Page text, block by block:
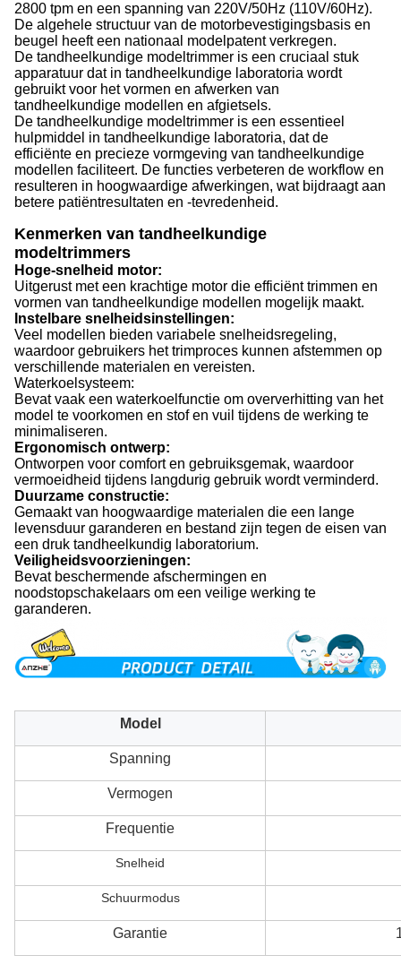
2800 tpm en een spanning van 220V/50Hz (110V/60Hz).
De algehele structuur van de motorbevestigingsbasis en
beugel heeft een nationaal modelpatent verkregen.
De tandheelkundige modeltrimmer is een cruciaal stuk
apparatuur dat in tandheelkundige laboratoria wordt
gebruikt voor het vormen en afwerken van
tandheelkundige modellen en afgietsels.
De tandheelkundige modeltrimmer is een essentieel
hulpmiddel in tandheelkundige laboratoria, dat de
efficiënte en precieze vormgeving van tandheelkundige
modellen faciliteert. De functies verbeteren de workflow en
resulteren in hoogwaardige afwerkingen, wat bijdraagt aan
betere patiëntresultaten en -tevredenheid.
Kenmerken van tandheelkundige
modeltrimmers
Hoge-snelheid motor:
Uitgerust met een krachtige motor die efficiënt trimmen en
vormen van tandheelkundige modellen mogelijk maakt.
Instelbare snelheidsinstellingen:
Veel modellen bieden variabele snelheidsregeling,
waardoor gebruikers het trimproces kunnen afstemmen op
verschillende materialen en vereisten.
Waterkoelsysteem:
Bevat vaak een waterkoelfunctie om oververhitting van het
model te voorkomen en stof en vuil tijdens de werking te
minimaliseren.
Ergonomisch ontwerp:
Ontworpen voor comfort en gebruiksgemak, waardoor
vermoeidheid tijdens langdurig gebruik wordt verminderd.
Duurzame constructie:
Gemaakt van hoogwaardige materialen die een lange
levensduur garanderen en bestand zijn tegen de eisen van
een druk tandheelkundig laboratorium.
Veiligheidsvoorzieningen:
Bevat beschermende afschermingen en
noodstopschakelaars om een veilige werking te
garanderen.
Model
Spanning
Vermogen
Frequentie
Snelheid
Schuurmodus
Garantie